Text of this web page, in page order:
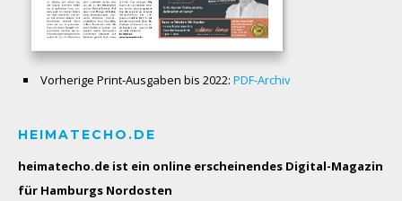
Vorherige Print-Ausgaben bis 2022: PDF-Archiv
HEIMATECHO.DE
heimatecho.de ist ein online erscheinendes Digital-Magazin
für Hamburgs Nordosten